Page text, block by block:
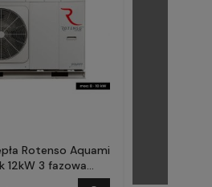
Rotenso Aquami
12kW 3 fazowa